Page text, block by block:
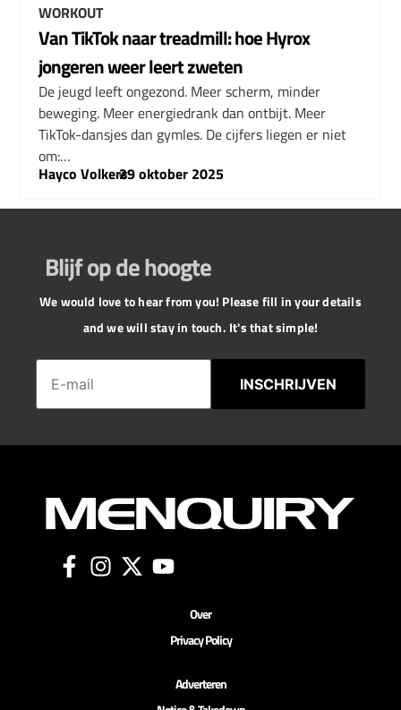
WORKOUT
Van TikTok naar treadmill: hoe Hyrox
jongeren weer leert zweten
De jeugd leeft ongezond. Meer scherm, minder
beweging. Meer energiedrank dan ontbijt. Meer
TikTok-dansjes dan gymles. De cijfers liegen er niet
om:…
Hayco Volkers
–
29 oktober 2025
Blijf op de hoogte
We would love to hear from you! Please fill in your details
and we will stay in touch. It's that simple!
INSCHRIJVEN
Over
Privacy Policy
Adverteren